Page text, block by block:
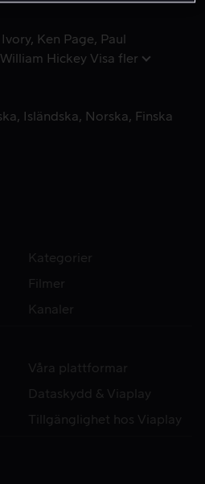
Ivory Ken Page
Paul
William Hickey Visa fler
Isländska Norska Finska
Kategorier
Filmer
Kanaler
Våra plattformar
Dataskydd & Viaplay
Tillgänglighet hos Viaplay